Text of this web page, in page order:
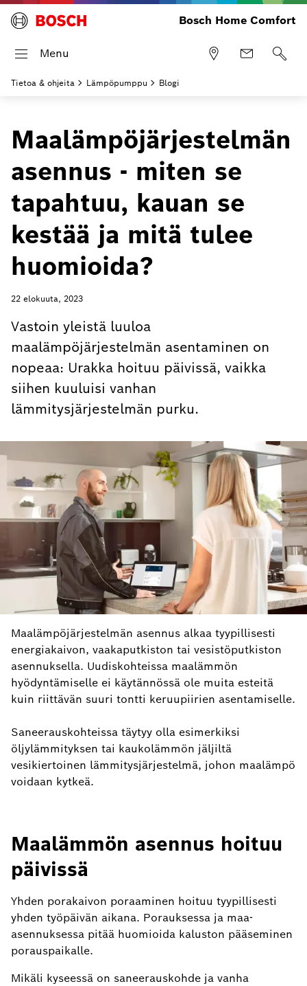
Bosch Home Comfort
Menu
Tietoa & ohjeita Lämpöpumppu Blogi
Maalämpöjärjestelmän
asennus - miten se
tapahtuu, kauan se
kestää ja mitä tulee
huomioida?
22 elokuuta, 2023
Vastoin yleistä luuloa
maalämpöjärjestelmän asentaminen on
nopeaa: Urakka hoituu päivissä, vaikka
siihen kuuluisi vanhan
lämmitysjärjestelmän purku.
Maalämpöjärjestelmän asennus alkaa tyypillisesti
energiakaivon, vaakaputkiston tai vesistöputkiston
asennuksella. Uudiskohteissa maalämmön
hyödyntämiselle ei käytännössä ole muita esteitä
kuin riittävän suuri tontti keruupiirien asentamiselle.
Saneerauskohteissa täytyy olla esimerkiksi
öljylämmityksen tai kaukolämmön jäljiltä
vesikiertoinen lämmitysjärjestelmä, johon maalämpö
voidaan kytkeä.
Maalämmön asennus hoituu
päivissä
Yhden porakaivon poraaminen hoituu tyypillisesti
yhden työpäivän aikana. Porauksessa ja maa-
asennuksessa pitää huomioida kaluston pääseminen
porauspaikalle.
Mikäli kyseessä on saneerauskohde ja vanha